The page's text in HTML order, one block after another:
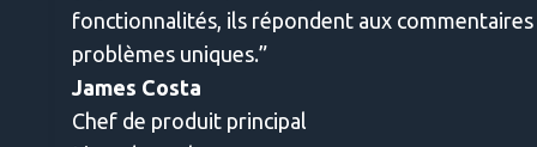
fonctionnalités, ils répondent aux
problèmes uniques.”
James Costa
Chef de produit principal